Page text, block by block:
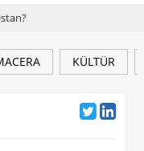
KÜLTÜR